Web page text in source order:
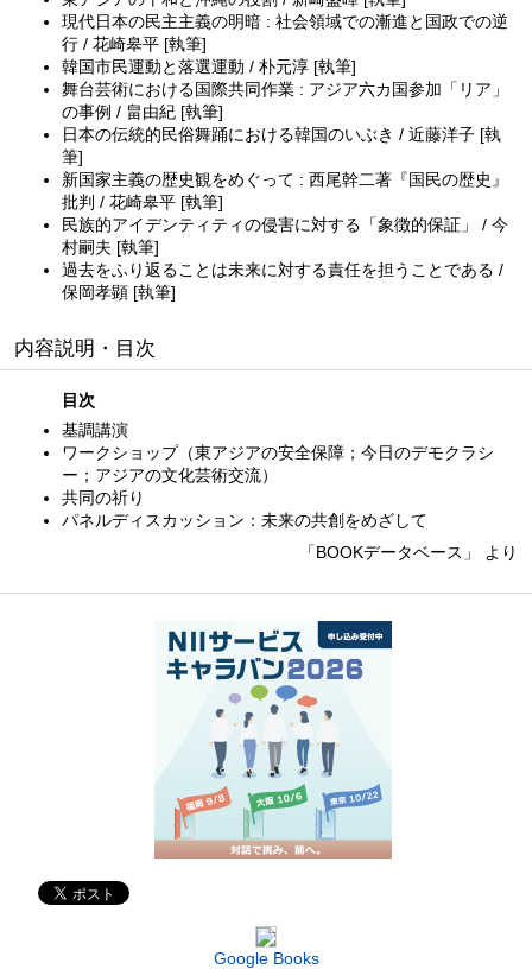
現代日本の民主主義の明暗 : 社会領域での漸進と国政での逆
行 / 花崎皋平 [執筆]
韓国市民運動と落選運動 / 朴元淳 [執筆]
舞台芸術における国際共同作業 : アジア六カ国参加「リア」
の事例 / 畠由紀 [執筆]
日本の伝統的民俗舞踊における韓国のいぶき / 近藤洋子 [執
筆]
新国家主義の歴史観をめぐって : 西尾幹二著『国民の歴史』
批判 / 花崎皋平 [執筆]
民族的アイデンティティの侵害に対する「象徴的保証」 / 今
村嗣夫 [執筆]
過去をふり返ることは未来に対する責任を担うことである /
保岡孝顕 [執筆]
内容説明・目次
目次
基調講演
ワークショップ（東アジアの安全保障；今日のデモクラシ
ー；アジアの文化芸術交流）
共同の祈り
パネルディスカッション：未来の共創をめざして
「BOOKデータベース」 より
Google Books